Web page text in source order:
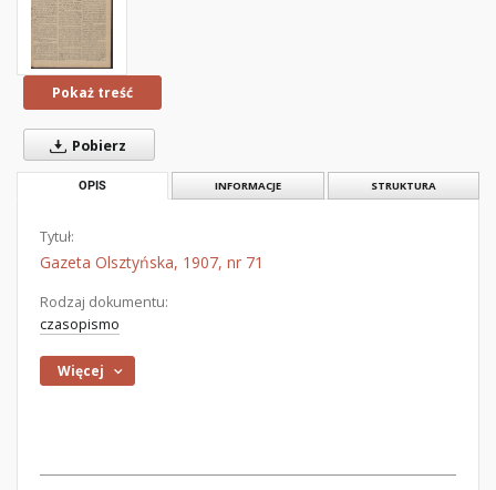
Pokaż treść
Pobierz
OPIS INFORMACJE STRUKTURA
Tytuł:
Gazeta Olsztyńska, 1907, nr 71
Rodzaj dokumentu:
czasopismo
Więcej